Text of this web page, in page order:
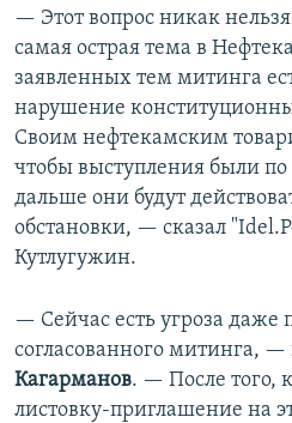
— Этот вопрос никак
самая острая тема в
заявленных тем митинга
нарушение
Своим нефтекамским
чтобы выступления были
дальше они будут
обстановки, — сказал
Кутлугужин.
— Сейчас есть угроза даже
согласованного митинга, —
Кагарманов. — После того,
листовку-приглашение на